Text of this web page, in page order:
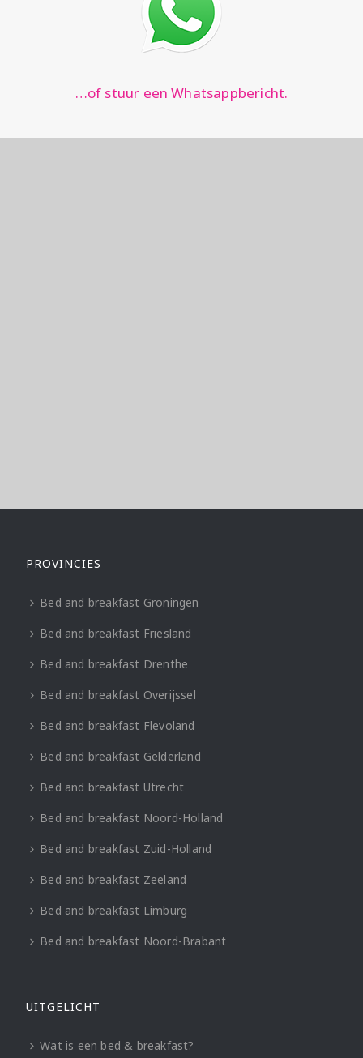
…of stuur een Whatsappbericht.
PROVINCIES
Bed and breakfast Groningen
Bed and breakfast Friesland
Bed and breakfast Drenthe
Bed and breakfast Overijssel
Bed and breakfast Flevoland
Bed and breakfast Gelderland
Bed and breakfast Utrecht
Bed and breakfast Noord-Holland
Bed and breakfast Zuid-Holland
Bed and breakfast Zeeland
Bed and breakfast Limburg
Bed and breakfast Noord-Brabant
UITGELICHT
Wat is een bed & breakfast?